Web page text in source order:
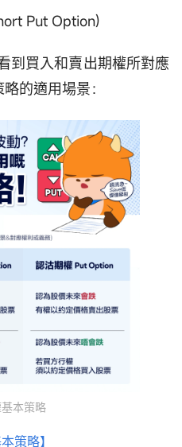
Put Option)
到買入和賣出期權所對應
的適用場景：
本策略
策略】